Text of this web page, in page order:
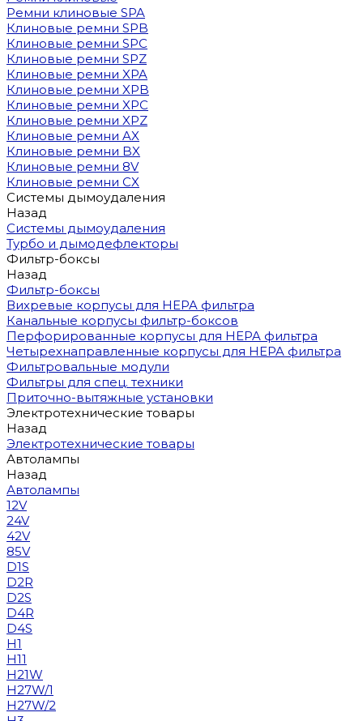
Ремни клиновые SPA
Клиновые ремни SPB
Клиновые ремни SPC
Клиновые ремни SPZ
Клиновые ремни XPA
Клиновые ремни XPB
Клиновые ремни XPC
Клиновые ремни XPZ
Клиновые ремни AX
Клиновые ремни BX
Клиновые ремни 8V
Клиновые ремни CX
Системы дымоудаления
Назад
Системы дымоудаления
Турбо и дымодефлекторы
Фильтр-боксы
Назад
Фильтр-боксы
Вихревые корпусы для HEPA фильтра
Канальные корпусы фильтр-боксов
Перфорированные корпусы для HEPA фильтра
Четырехнаправленные корпусы для HEPA фильтра
Фильтровальные модули
Фильтры для спец. техники
Приточно-вытяжные установки
Электротехнические товары
Назад
Электротехнические товары
Автолампы
Назад
Автолампы
12V
24V
42V
85V
D1S
D2R
D2S
D4R
D4S
H1
H11
H21W
H27W/1
H27W/2